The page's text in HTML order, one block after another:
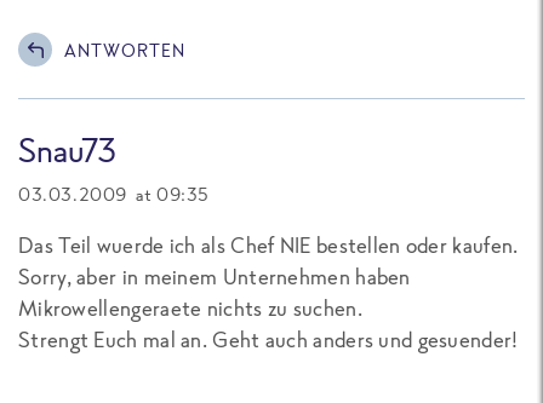
ANTWORTEN
Snau73
03.03.2009 at 09:35
Das Teil wuerde ich als Chef NIE bestellen oder kaufen.
Sorry, aber in meinem Unternehmen haben
Mikrowellengeraete nichts zu suchen.
Strengt Euch mal an. Geht auch anders und gesuender!